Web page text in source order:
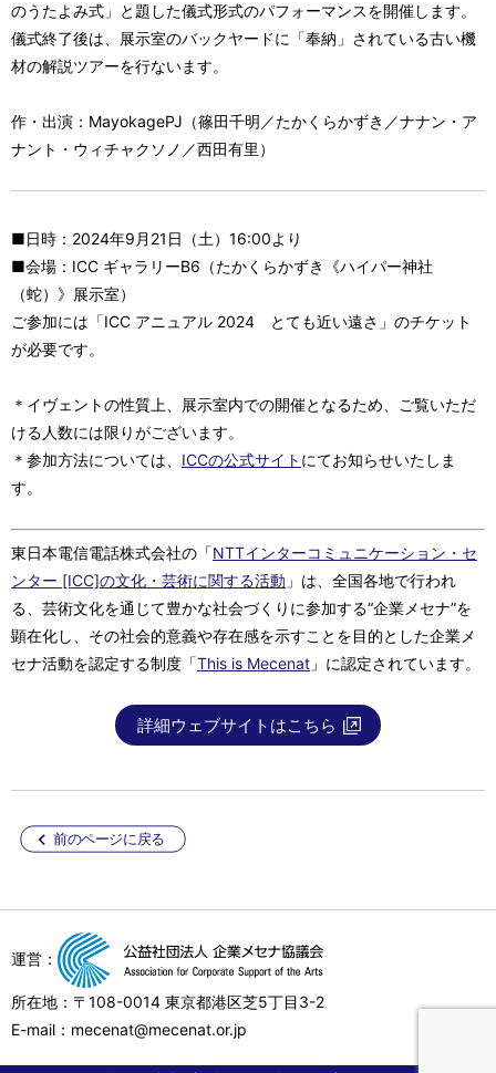
のうたよみ式」と題した儀式形式のパフォーマンスを開催します。
儀式終了後は、展示室のバックヤードに「奉納」されている古い機
材の解説ツアーを行ないます。
作・出演：MayokagePJ（篠田千明／たかくらかずき／ナナン・ア
ナント・ウィチャクソノ／西田有里）
■日時：2024年9月21日（土）16:00より
■会場：ICC ギャラリーB6（たかくらかずき《ハイパー神社
（蛇）》展示室）
ご参加には「ICC アニュアル 2024 とても近い遠さ」のチケット
が必要です。
＊イヴェントの性質上、展示室内での開催となるため、ご覧いただ
ける人数には限りがございます。
＊参加方法については、 ICCの公式サイト にてお知らせいたしま
す。
東日本電信電話株式会社の「NTTインターコミュニケーション・セ
ンター [ICC]の文化・芸術に関する活動 」は、全国各地で行われ
る、芸術文化を通じて豊かな社会づくりに参加する“企業メセナ”を
顕在化し、その社会的意義や存在感を示すことを目的とした企業メ
セナ活動を認定する制度「This is Mecenat 」に認定されています。
詳細ウェブサイトはこちら
前のページに戻る
運営：
所在地：〒108-0014 東京都港区芝5丁目3-2
E-mail：mecenat@mecenat.or.jp